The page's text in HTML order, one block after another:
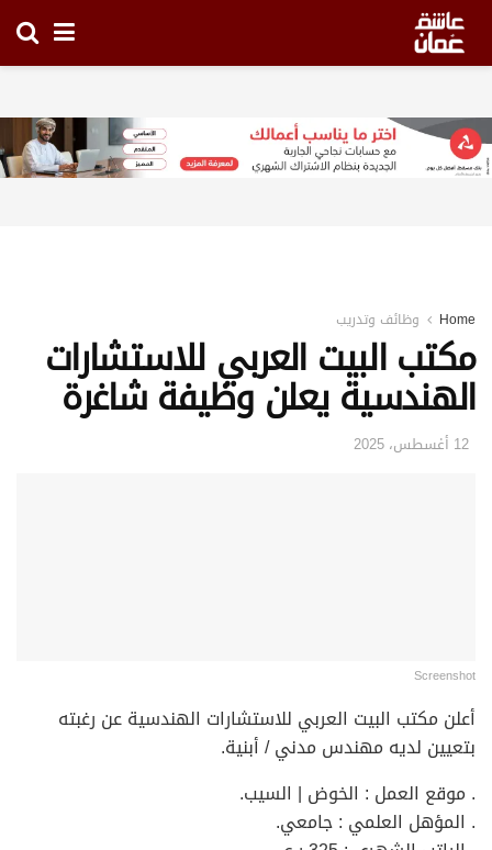
Home وظائف وتدريب
مكتب البيت العربي للاستشارات
الهندسية يعلن وظيفة شاغرة
12 أغسطس، 2025
Screenshot
أعلن مكتب البيت العربي للاستشارات الهندسية عن رغبته
بتعيين لديه مهندس مدني / أبنية.
. موقع العمل : الخوض | السيب.
. المؤهل العلمي : جامعي.